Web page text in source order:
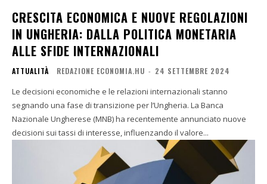
CRESCITA ECONOMICA E NUOVE REGOLAZIONI
IN UNGHERIA: DALLA POLITICA MONETARIA
ALLE SFIDE INTERNAZIONALI
ATTUALITÀ REDAZIONE ECONOMIA.HU - 24 SETTEMBRE 2024
Le decisioni economiche e le relazioni internazionali stanno
segnando una fase di transizione per l’Ungheria. La Banca
Nazionale Ungherese (MNB) ha recentemente annunciato nuove
decisioni sui tassi di interesse, influenzando il valore...